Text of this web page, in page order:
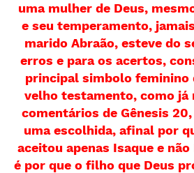
uma mulher de Deus,
e seu temperamento,
marido Abraão, esteve do
erros e para os acertos,
principal simbolo feminino
velho testamento, como já
comentários de Gênesis
uma escolhida, afinal por
aceitou apenas Isaque e
é por que o filho que Deus